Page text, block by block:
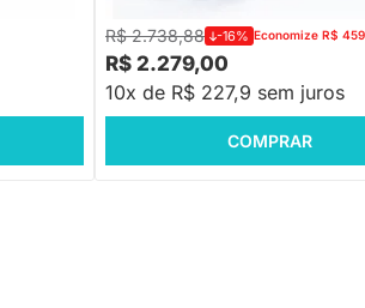
R$ 2.738,88 -16% Economize R$ 459
R$ 2.279,00
10x de R$ 227,9 sem juros
COMPRAR